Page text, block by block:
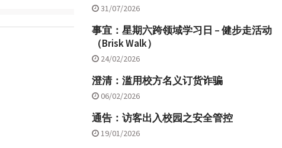
31/07/2026
事宜：星期六跨领域学习日 – 健步走活动
（Brisk Walk）
24/02/2026
澄清：滥用校方名义订货诈骗
06/02/2026
通告：访客出入校园之安全管控
19/01/2026